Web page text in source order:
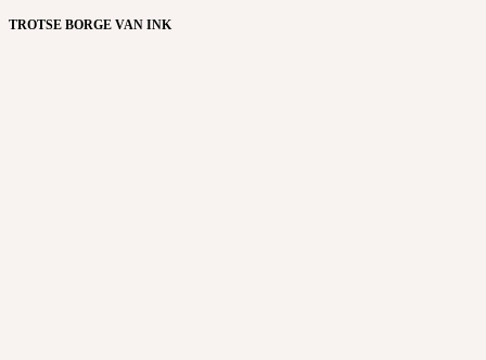
TROTSE BORGE VAN INK